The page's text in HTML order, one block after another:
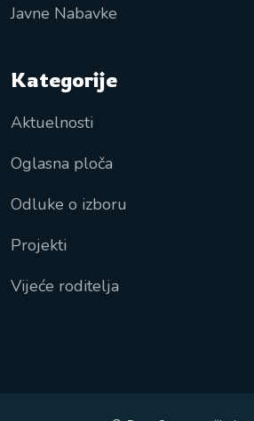
Javne Nabavke
Kategorije
Aktuelnosti
Oglasna ploča
Odluke o izboru
Projekti
Vijeće roditelja